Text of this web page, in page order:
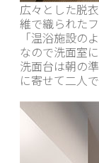
広々とした脱
維で織られた
「温浴施設の
なので洗面室
洗面台は朝の
に寄せて二人